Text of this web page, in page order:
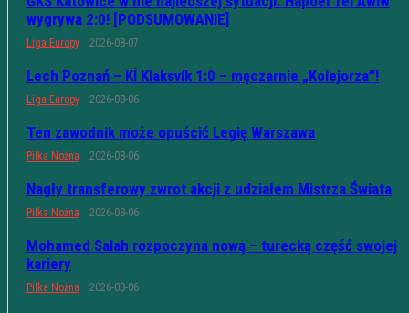
wygrywa 2:0! [PODSUMOWANIE]
Liga Europy 2026-08-07
Lech Poznań – KÍ Klaksvík 1:0 – męczarnie „Kolejorza”!
Liga Europy 2026-08-06
Ten zawodnik może opuścić Legię Warszawa
Piłka Nożna 2026-08-06
Nagły transferowy zwrot akcji z udziałem Mistrza Świata
Piłka Nożna 2026-08-06
Mohamed Salah rozpoczyna nową – turecką część swojej
kariery
Piłka Nożna 2026-08-06